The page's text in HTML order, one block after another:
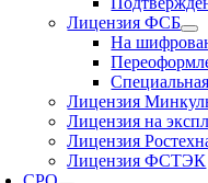
Лицензия ФСБ
На
Лицензия
Лицензия на
Лицензия
Лицензия ФСТЭК